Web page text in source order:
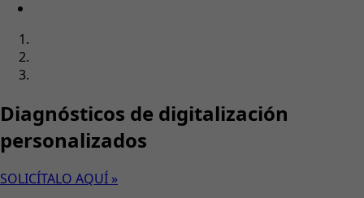
Diagnósticos de digitalización
personalizados
SOLICÍTALO AQUÍ »